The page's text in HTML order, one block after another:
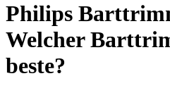
Philips
Welcher
beste?